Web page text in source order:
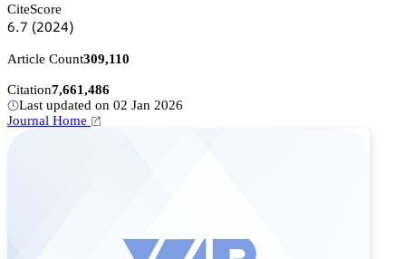
CiteScore
炆.篫 (缗蔡缗鋺)
Article Count309,110
Citation7,661,486
Last updated on 02 Jan 2026
Journal Home